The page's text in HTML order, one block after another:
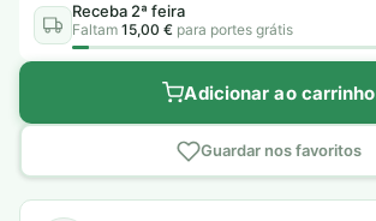
Receba 2ª feira
Faltam 15,00 € para portes grátis
Adicionar ao carrinho
Guardar nos favoritos